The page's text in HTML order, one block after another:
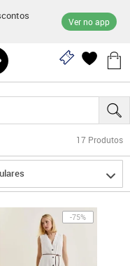
Ver no app
17 Produtos
-75%